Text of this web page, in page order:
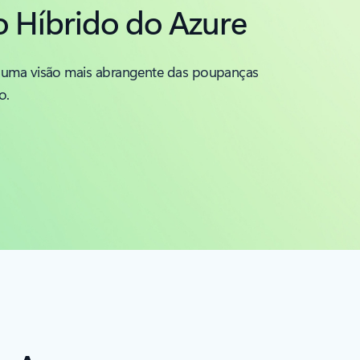
Híbrido do Azure
visão mais abrangente das poupanças